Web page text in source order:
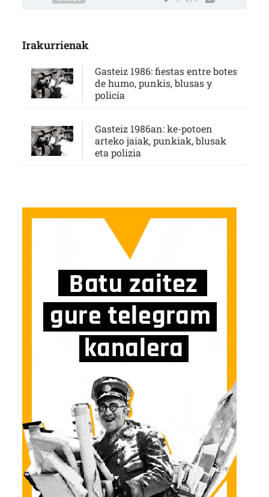
Irakurrienak
Gasteiz 1986: fiestas entre botes
de humo, punkis, blusas y
policía
Gasteiz 1986an: ke-potoen
arteko jaiak, punkiak, blusak
eta polizia